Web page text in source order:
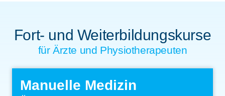
Fort- und Weiterbildungskurse
für Ärzte und Physiotherapeuten
Manuelle Medizin